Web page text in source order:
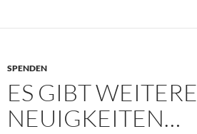
SPENDEN
ES GIBT WEITERE
NEUIGKEITEN…